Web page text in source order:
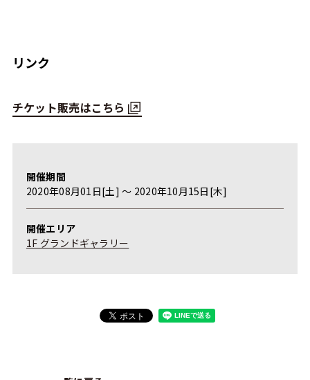
リンク
チケット販売はこちら
開催期間
2020年08月01日[土] 〜 2020年10月15日[木]
開催エリア
1F グランドギャラリー